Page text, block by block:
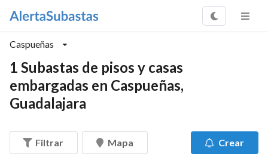
Caspueñas
1 Subastas de pisos y casas
embargadas en Caspueñas,
Guadalajara
Filtrar Mapa Crear